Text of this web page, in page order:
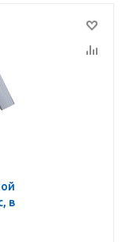
в